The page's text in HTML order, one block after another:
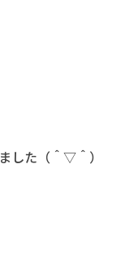
した（＾▽＾）